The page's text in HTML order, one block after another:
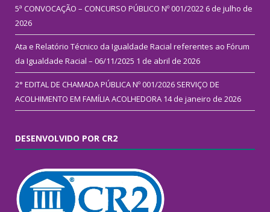
5ª CONVOCAÇÃO – CONCURSO PÚBLICO Nº 001/2022 6 de julho de
2026
Ata e Relatório Técnico da Igualdade Racial referentes ao Fórum
da Igualdade Racial – 06/11/2025 1 de abril de 2026
2° EDITAL DE CHAMADA PÚBLICA Nº 001/2026 SERVIÇO DE
ACOLHIMENTO EM FAMÍLIA ACOLHEDORA 14 de janeiro de 2026
DESENVOLVIDO POR CR2